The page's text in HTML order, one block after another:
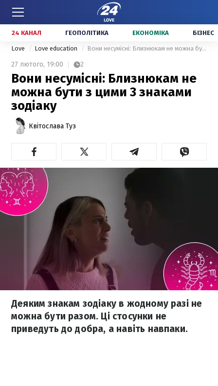
24 КАНАЛ ГЕОПОЛІТИКА ЕКОНОМІКА БІЗНЕС
Love Love education Вони несумісні: Близнюкам не можна бути з цими 3 знаками зодіаку
27 лютого, 19:00 2
Вони несумісні: Близнюкам не
можна бути з цими 3 знаками
зодіаку
Квітослава Туз
Деяким знакам зодіаку в жодному разі не
можна бути разом. Ці стосунки не
приведуть до добра, а навіть навпаки.